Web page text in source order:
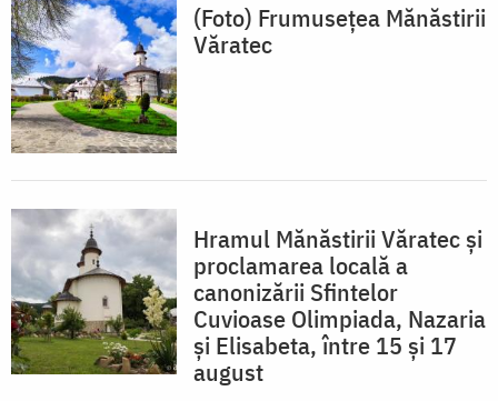
(Foto) Frumusețea Mănăstirii
Văratec
Hramul Mănăstirii Văratec și
proclamarea locală a
canonizării Sfintelor
Cuvioase Olimpiada, Nazaria
și Elisabeta, între 15 și 17
august